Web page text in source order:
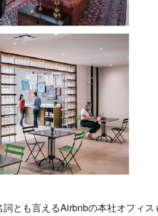
詞とも言えるAirbnbの本社オフィ